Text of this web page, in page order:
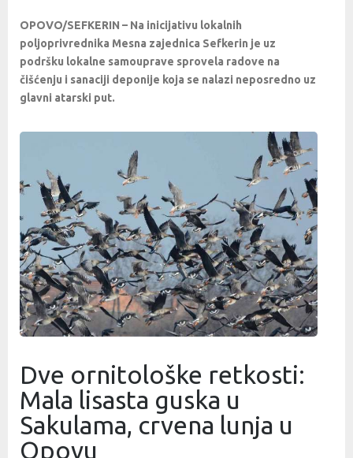
OPOVO/SEFKERIN – Na inicijativu lokalnih
poljoprivrednika Mesna zajednica Sefkerin je uz
podršku lokalne samouprave sprovela radove na
čišćenju i sanaciji deponije koja se nalazi neposredno uz
glavni atarski put.
Dve ornitološke retkosti:
Mala lisasta guska u
Sakulama, crvena lunja u
Opovu